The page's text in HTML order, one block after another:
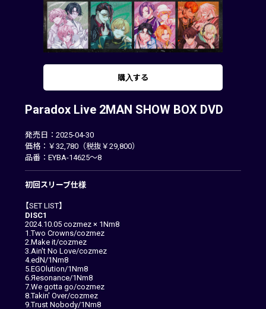
購入する
Paradox Live 2MAN SHOW BOX DVD
発売日：2025-04-30
価格：￥32,780（税抜￥29,800）
品番：EYBA-14625～8
初回スリーブ仕様
【SET LIST】
DISC1
2024.10.05 cozmez × 1Nm8
1.Two Crowns/cozmez
2.Make it/cozmez
3.Ain't No Love/cozmez
4.edN/1Nm8
5.EGOlution/1Nm8
6.Яesonance/1Nm8
7.We gotta go/cozmez
8.Takin' Over/cozmez
9.Trust Nobody/1Nm8